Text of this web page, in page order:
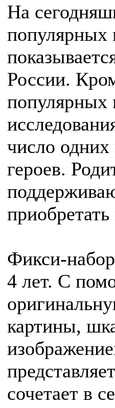
На
популярных
России.
популярных
число
героев.
Фикси-
4 лет. С
картины,
сочетает в